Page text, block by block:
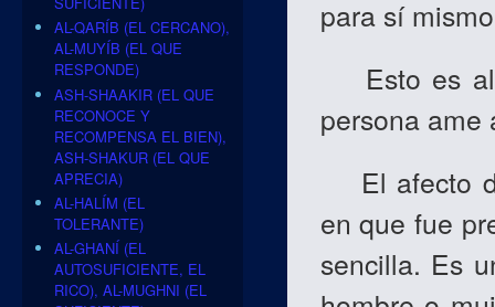
para sí
Esto es
persona ame
El afecto
en que fue
sencilla. Es
AL-QARÍB (EL CERCANO),
AL-MUYÍB (EL QUE
RESPONDE)
ASH-SHAAKIR (EL QUE
RECONOCE Y
RECOMPENSA EL BIEN),
ASH-SHAKUR (EL QUE
APRECIA)
AL-HALÍM (EL
TOLERANTE)
AL-GHANÍ (EL
AUTOSUFICIENTE, EL
RICO), AL-MUGHNI (EL